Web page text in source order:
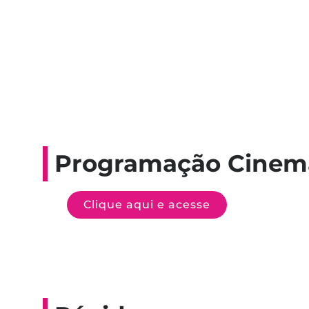
Programação
Clique aqui e acesse